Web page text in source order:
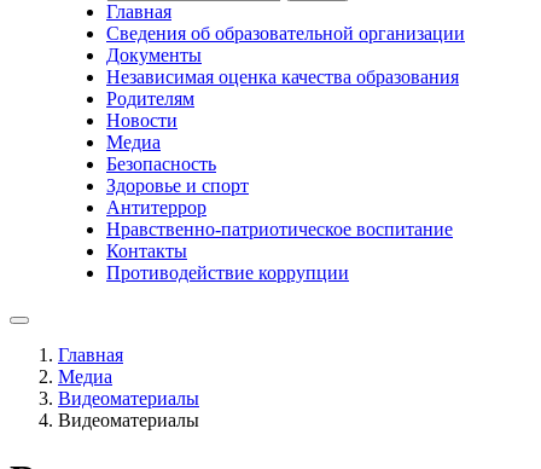
Главная
Сведения об образовательной организации
Документы
Независимая оценка качества образования
Родителям
Новости
Медиа
Безопасность
Здоровье и спорт
Антитеррор
Нравственно-патриотическое воспитание
Контакты
Противодействие коррупции
Главная
Медиа
Видеоматериалы
Видеоматериалы